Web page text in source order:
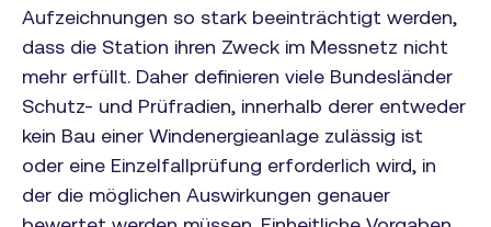
Aufzeichnungen so stark beeinträchtigt werden,
dass die Station ihren Zweck im Messnetz nicht
mehr erfüllt. Daher definieren viele Bundesländer
Schutz- und Prüfradien, innerhalb derer entweder
kein Bau einer Windenergieanlage zulässig ist
oder eine Einzelfallprüfung erforderlich wird, in
der die möglichen Auswirkungen genauer